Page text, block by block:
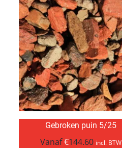
Gebroken puin 5/25
Vanaf€144.60 incl. BTW